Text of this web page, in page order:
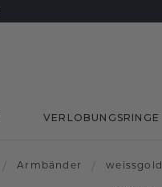
VERLOBUNGSRINGE
/ Armbänder / weissgold